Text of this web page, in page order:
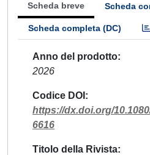
Scheda breve Scheda
Scheda completa (DC)
Anno del prodotto
2026
Codice DOI
https://dx.doi.org/
6616
Titolo della Rivista